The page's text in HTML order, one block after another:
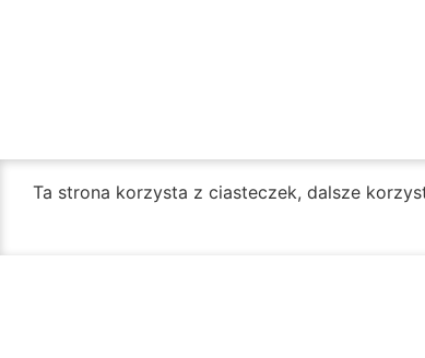
Ta strona korzysta z ciasteczek, dalsze